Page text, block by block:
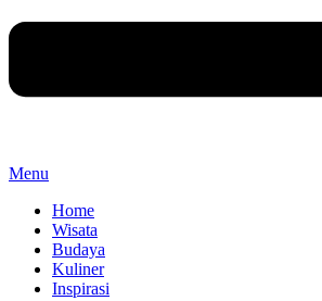
Menu
Home
Wisata
Budaya
Kuliner
Inspirasi